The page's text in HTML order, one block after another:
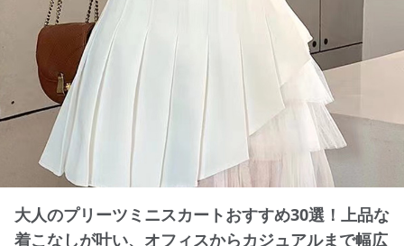
大人のプリーツミニスカートおすすめ30選！上品な
着こなしが叶い、オフィスからカジュアルまで幅広